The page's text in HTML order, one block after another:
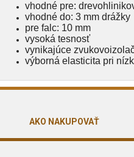
vhodné pre:
vhodné do: 3 mm drážky
pre falc: 10 mm
vysoká tesnosť
vynikajúce
výborná elasticita pri
AKO NAKUPOVAŤ
Obchodné podmienky